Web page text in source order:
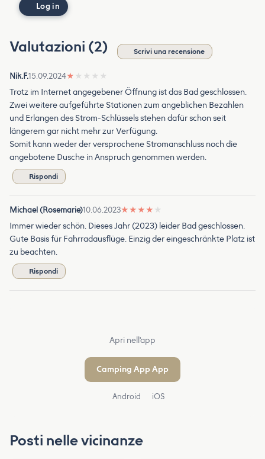
Log in
Valutazioni (2) Scrivi una recensione
Nik.F.15.09.2024★ ★ ★ ★ ★
Trotz im Internet angegebener Öffnung ist das Bad geschlossen.
Zwei weitere aufgeführte Stationen zum angeblichen Bezahlen
und Erlangen des Strom-Schlüssels stehen dafür schon seit
längerem gar nicht mehr zur Verfügung.
Somit kann weder der versprochene Stromanschluss noch die
angebotene Dusche in Anspruch genommen werden.
Rispondi
Michael (Rosemarie)10.06.2023★ ★ ★ ★ ★
Immer wieder schön. Dieses Jahr (2023) leider Bad geschlossen.
Gute Basis für Fahrradausflüge. Einzig der eingeschränkte Platz ist
zu beachten.
Rispondi
Apri nell'app
Camping App App
Android iOS
Posti nelle vicinanze